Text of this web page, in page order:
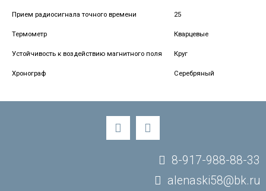
Прием радиосигнала точного времени 25
Термометр Кварцевые
Устойчивость к воздействию магнитного поля Круг
Хронограф Серебряный
8-917-988-88-33
alenaski58@bk.ru